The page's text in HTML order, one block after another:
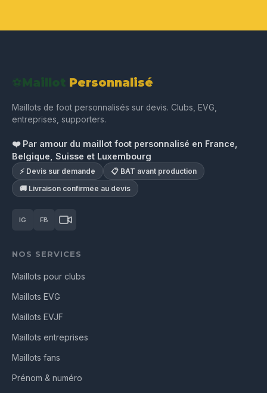
⚽Maillot Personnalisé
Maillots de foot personnalisés sur devis. Clubs, EVG,
entreprises, supporters.
❤️ Par amour du maillot foot personnalisé en France,
Belgique, Suisse et Luxembourg
⚡ Devis sur demande
📋 BAT avant production
🚚 Livraison confirmée au devis
IG FB
NOS SERVICES
Maillots pour clubs
Maillots EVG
Maillots EVJF
Maillots entreprises
Maillots fans
Prénom & numéro